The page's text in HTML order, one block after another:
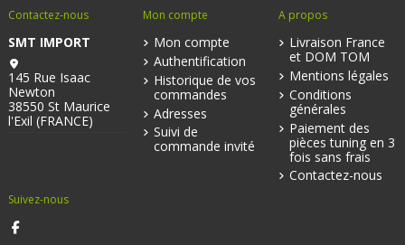
Contactez-nous
SMT IMPORT
145 Rue Isaac
Newton
38550 St Maurice
l'Exil (FRANCE)
Mon compte
Mon compte
Authentification
Historique de vos
commandes
Adresses
Suivi de
commande invité
A propos
Livraison France
et DOM TOM
Mentions légales
Conditions
générales
Paiement des
pièces tuning en 3
fois sans frais
Contactez-nous
Suivez-nous